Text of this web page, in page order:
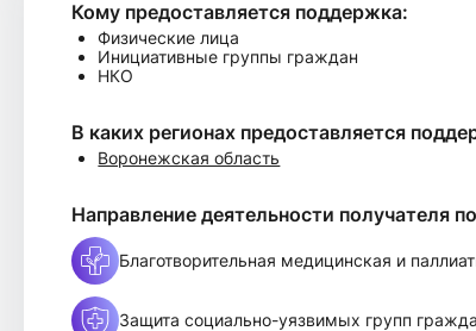
Кому предоставляется поддержка:
Физические лица
Инициативные группы граждан
НКО
В каких регионах предоставляется
Воронежская область
Направление деятельности получателя
Благотворительная медицинская и
Защита социально-уязвимых групп